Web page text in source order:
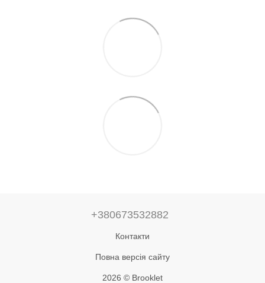
+380673532882
Контакти
Повна версія сайту
2026 © Brooklet